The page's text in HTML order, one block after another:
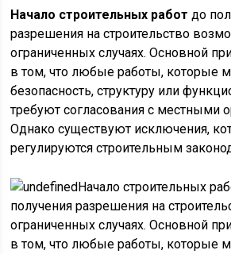
Начало строительных работ до
разрешения на строительство
ограниченных случаях. Основной
в том, что любые работы, которые
безопасность, структуру или
требуют согласования с местными
Однако существуют исключения,
регулируются строительным